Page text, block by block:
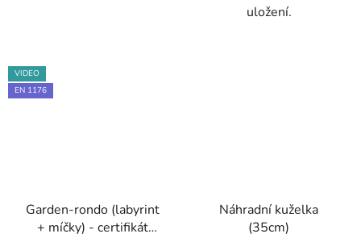
uložení.
VIDEO
EN 1176
Garden-rondo (labyrint
+ míčky) - certifikát
Náhradní kuželka
(35cm)